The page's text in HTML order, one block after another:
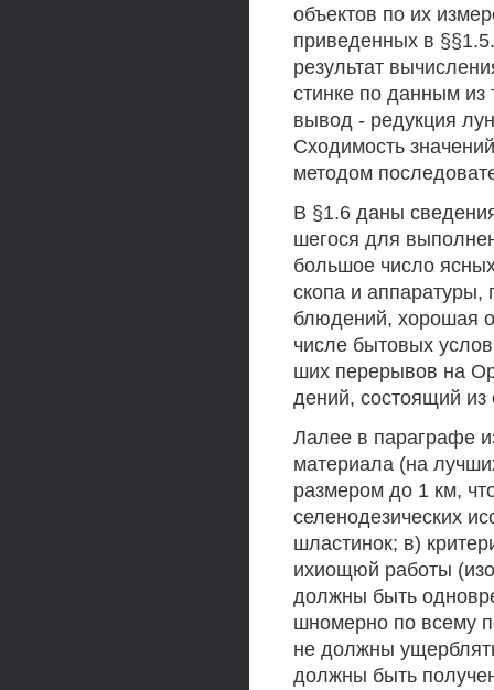
объектов по их
приведенных в
результат
стинке по данным из
вывод - редукция
Сходимость
методом
В §1.6 даны
шегося для
большое число
скопа и
блюдений, хорошая
числе бытовых
ших перерывов на
дений, состоящий
Лалее в параграфе
материала (на
размером до 1 км,
селенодезических
шластинок; в)
ихиощюй работы
должны быть
шномерно по всему
не должны
должны быть